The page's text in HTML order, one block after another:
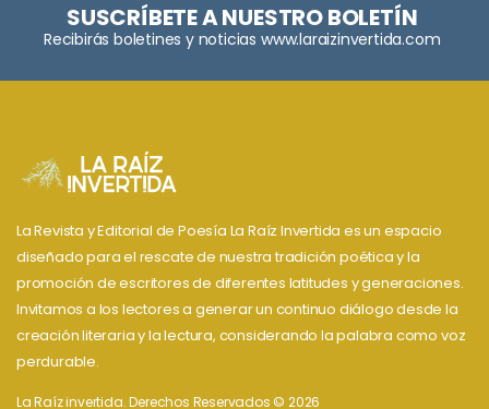
SUSCRÍBETE A NUESTRO BOLETÍN
Recibirás boletines y noticias www.laraizinvertida.com
La Revista y Editorial de Poesía La Raíz Invertida es un espacio
diseñado para el rescate de nuestra tradición poética y la
promoción de escritores de diferentes latitudes y generaciones.
Invitamos a los lectores a generar un continuo diálogo desde la
creación literaria y la lectura, considerando la palabra como voz
perdurable.
La Raíz invertida. Derechos Reservados © 2026